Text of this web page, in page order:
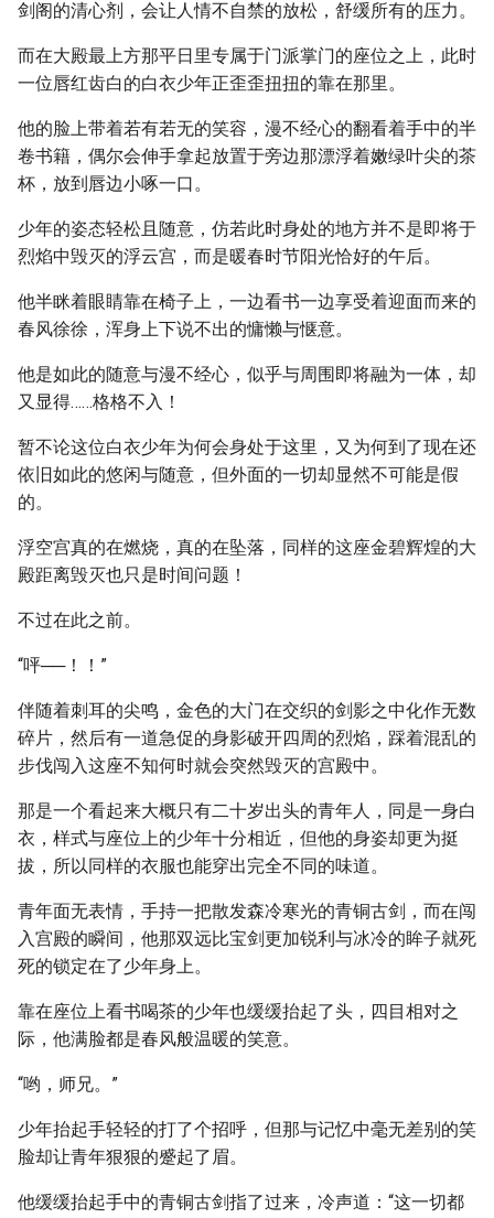
剑阁的清心剂，会让人情不自禁的放松，舒缓所有的压力。
而在大殿最上方那平日里专属于门派掌门的座位之上，此时
一位唇红齿白的白衣少年正歪歪扭扭的靠在那里。
他的脸上带着若有若无的笑容，漫不经心的翻看着手中的半
卷书籍，偶尔会伸手拿起放置于旁边那漂浮着嫩绿叶尖的茶
杯，放到唇边小啄一口。
少年的姿态轻松且随意，仿若此时身处的地方并不是即将于
烈焰中毁灭的浮云宫，而是暖春时节阳光恰好的午后。
他半眯着眼睛靠在椅子上，一边看书一边享受着迎面而来的
春风徐徐，浑身上下说不出的慵懒与惬意。
他是如此的随意与漫不经心，似乎与周围即将融为一体，却
又显得……格格不入！
暂不论这位白衣少年为何会身处于这里，又为何到了现在还
依旧如此的悠闲与随意，但外面的一切却显然不可能是假
的。
浮空宫真的在燃烧，真的在坠落，同样的这座金碧辉煌的大
殿距离毁灭也只是时间问题！
不过在此之前。
“呯──！！”
伴随着刺耳的尖鸣，金色的大门在交织的剑影之中化作无数
碎片，然后有一道急促的身影破开四周的烈焰，踩着混乱的
步伐闯入这座不知何时就会突然毁灭的宫殿中。
那是一个看起来大概只有二十岁出头的青年人，同是一身白
衣，样式与座位上的少年十分相近，但他的身姿却更为挺
拔，所以同样的衣服也能穿出完全不同的味道。
青年面无表情，手持一把散发森冷寒光的青铜古剑，而在闯
入宫殿的瞬间，他那双远比宝剑更加锐利与冰冷的眸子就死
死的锁定在了少年身上。
靠在座位上看书喝茶的少年也缓缓抬起了头，四目相对之
际，他满脸都是春风般温暖的笑意。
“哟，师兄。”
少年抬起手轻轻的打了个招呼，但那与记忆中毫无差别的笑
脸却让青年狠狠的蹙起了眉。
他缓缓抬起手中的青铜古剑指了过来，冷声道：“这一切都